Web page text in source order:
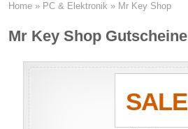
Home » PC & Elektronik » Mr Key Shop
Mr Key Shop Gutscheine
SALE